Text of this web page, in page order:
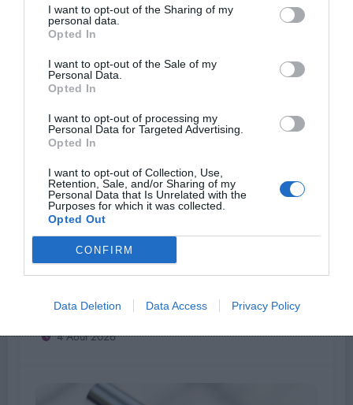
I want to opt-out of the Sharing of my
personal data.
Opted In
I want to opt-out of the Sale of my
Personal Data.
Opted In
I want to opt-out of processing my
Personal Data for Targeted Advertising.
Opted In
I want to opt-out of Collection, Use,
Retention, Sale, and/or Sharing of my
Personal Data that Is Unrelated with the
Purposes for which it was collected.
Opted Out
CONFIRM
Data Deletion Data Access Privacy Policy
Comment faire tenir sa tresse toute la
journée cet été
5 Août 2026
Alexandre 0
Plus de Volume
4 Août 2026